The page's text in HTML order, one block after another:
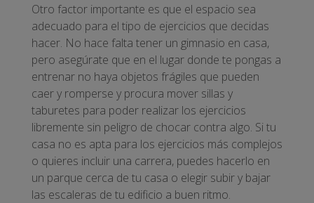
Otro factor importante es que el espacio sea
adecuado para el tipo de ejercicios que decidas
hacer. No hace falta tener un gimnasio en casa,
pero asegúrate que en el lugar donde te pongas a
entrenar no haya objetos frágiles que pueden
caer y romperse y procura mover sillas y
taburetes para poder realizar los ejercicios
libremente sin peligro de chocar contra algo. Si tu
casa no es apta para los ejercicios más complejos
o quieres incluir una carrera, puedes hacerlo en
un parque cerca de tu casa o elegir subir y bajar
las escaleras de tu edificio a buen ritmo.